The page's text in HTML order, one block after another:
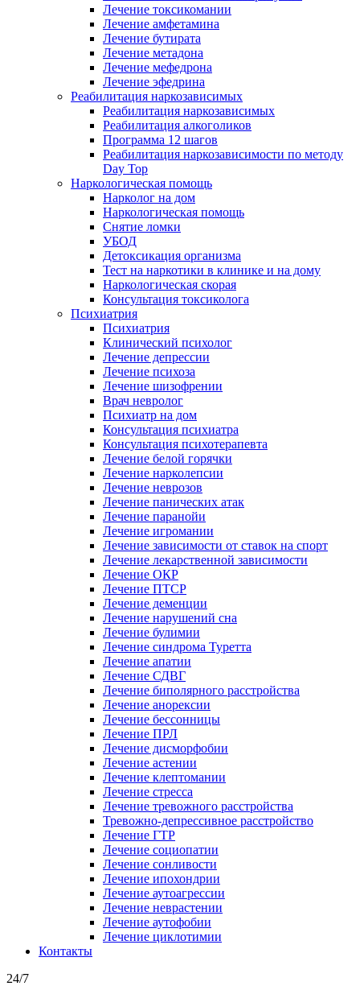
Лечение токсикомании
Лечение амфетамина
Лечение бутирата
Лечение метадона
Лечение мефедрона
Лечение эфедрина
Реабилитация наркозависимых
Реабилитация наркозависимых
Реабилитация алкоголиков
Программа 12 шагов
Реабилитация наркозависимости по методу
Day Top
Наркологическая помощь
Нарколог на дом
Наркологическая помощь
Снятие ломки
УБОД
Детоксикация организма
Тест на наркотики в клинике и на дому
Наркологическая скорая
Консультация токсиколога
Психиатрия
Психиатрия
Клинический психолог
Лечение депрессии
Лечение психоза
Лечение шизофрении
Врач невролог
Психиатр на дом
Консультация психиатра
Консультация психотерапевта
Лечение белой горячки
Лечение нарколепсии
Лечение неврозов
Лечение панических атак
Лечение паранойи
Лечение игромании
Лечение зависимости от ставок на спорт
Лечение лекарственной зависимости
Лечение ОКР
Лечение ПТСР
Лечение деменции
Лечение нарушений сна
Лечение булимии
Лечение синдрома Туретта
Лечение апатии
Лечение СДВГ
Лечение биполярного расстройства
Лечение анорексии
Лечение бессонницы
Лечение ПРЛ
Лечение дисморфобии
Лечение астении
Лечение клептомании
Лечение стресса
Лечение тревожного расстройства
Тревожно-депрессивное расстройство
Лечение ГТР
Лечение социопатии
Лечение сонливости
Лечение ипохондрии
Лечение аутоагрессии
Лечение неврастении
Лечение аутофобии
Лечение циклотимии
Контакты
24/7